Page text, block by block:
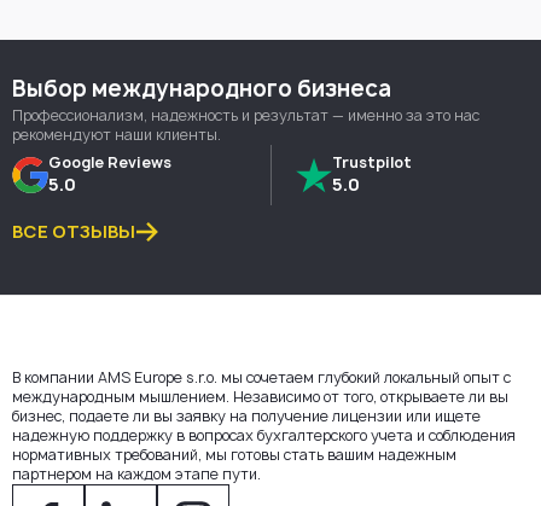
Выбор международного бизнеса
Профессионализм, надежность и результат — именно за это нас
рекомендуют наши клиенты.
Google Reviews
5.0
Trustpilot
5.0
ВСЕ ОТЗЫВЫ
В компании AMS Europe s.r.o. мы сочетаем глубокий локальный опыт с
международным мышлением. Независимо от того, открываете ли вы
бизнес, подаете ли вы заявку на получение лицензии или ищете
надежную поддержку в вопросах бухгалтерского учета и соблюдения
нормативных требований, мы готовы стать вашим надежным
партнером на каждом этапе пути.